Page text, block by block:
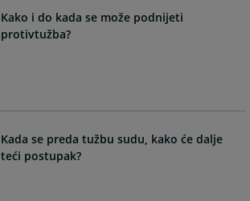
forward
to
and
select
a
date.
Kako i do kada se može podnijeti
protivtužba?
Kada se preda tužbu sudu, kako će dalje
teći postupak?